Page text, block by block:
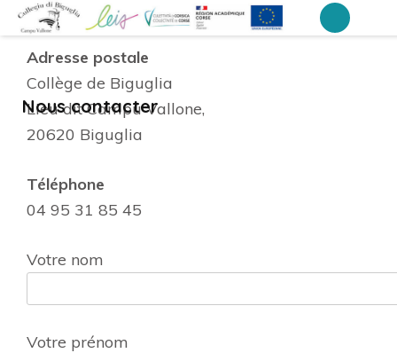
Aller
au
contenu
(Pressez
Entrée)
Collège Campo Vallone – Biguglia
Nous contacter
Adresse postale
Collège de Biguglia
Lieu dit Campu Vallone,
20620 Biguglia
Téléphone
04 95 31 85 45
Votre nom
Votre prénom